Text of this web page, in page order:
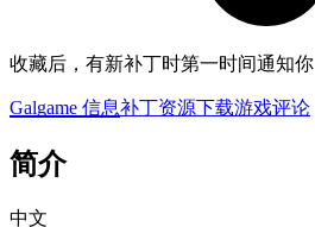
收藏后，有新补丁时第一时间通知你
Galgame 信息补丁资源下载游戏评论
简介
中文